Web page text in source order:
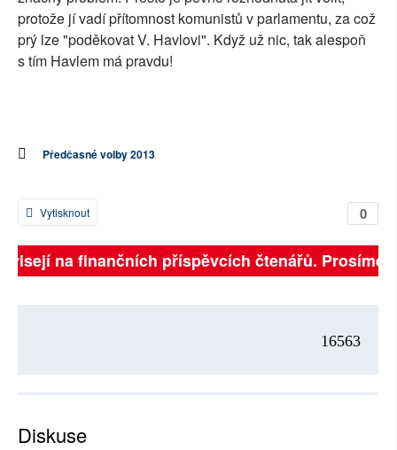
protože jí vadí přítomnost komunistů v parlamentu, za což
prý lze "poděkovat V. Havlovi". Když už nic, tak alespoň
s tím Havlem má pravdu!
Předčasné volby 2013
0
Vytisknout
na finančních příspěvcích čtenářů. Prosíme,
16563
Diskuse